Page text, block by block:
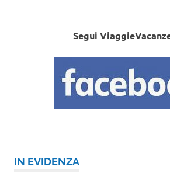
Segui
IN EVIDENZA